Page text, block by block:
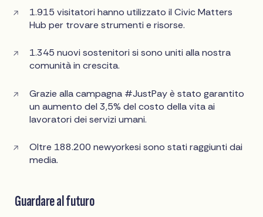
1.915 visitatori hanno utilizzato il Civic Matters
Hub per trovare strumenti e risorse.
1.345 nuovi sostenitori si sono uniti alla nostra
comunità in crescita.
Grazie alla campagna #JustPay è stato garantito
un aumento del 3,5% del costo della vita ai
lavoratori dei servizi umani.
Oltre 188.200 newyorkesi sono stati raggiunti dai
media.
Guardare al futuro